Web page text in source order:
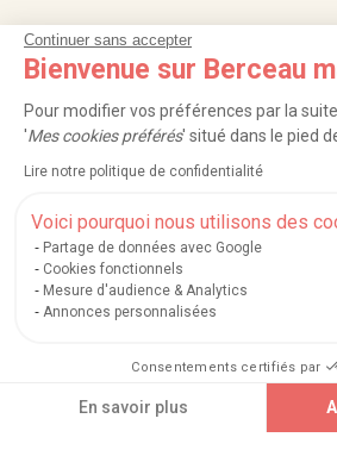
Continuer sans accepter
Bienvenue sur Berceau
Pour modifier vos préférences par la
'Mes cookies préférés' situé dans le pied
Lire notre politique de confidentialité
Voici pourquoi nous utilisons des
Partage de données avec Google
Cookies fonctionnels
Mesure d'audience & Analytics
Annonces personnalisées
Consentements certifiés par
En savoir plus Ajouter au
NOS SERVICES
À PROPOS
LISTES CADEAUX
Service après-vente|FAQ|Rappels de produits
Nos moyens de paiement